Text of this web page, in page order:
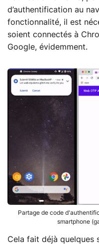
d’authentification au
fonctionnalité, il est
soient connectés à
Google, évidemment.
Partage de code
smartphone
Cela fait déjà quelques